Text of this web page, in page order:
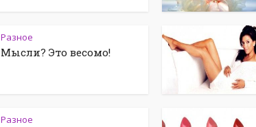
Разное
Мысли? Это весомо!
Разное